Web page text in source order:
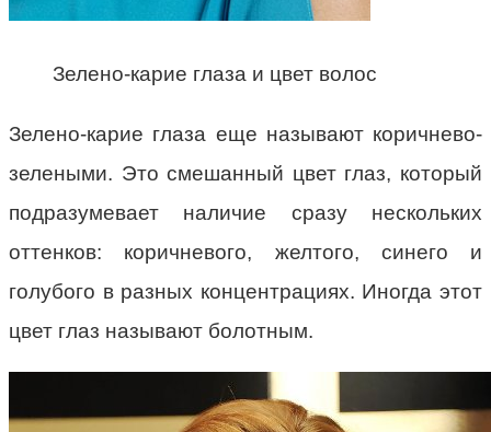
Зелено-карие глаза и цвет волос
Зелено-карие глаза еще называют коричнево-
зелеными. Это смешанный цвет глаз, который
подразумевает наличие сразу нескольких
оттенков: коричневого, желтого, синего и
голубого в разных концентрациях. Иногда этот
цвет глаз называют болотным.